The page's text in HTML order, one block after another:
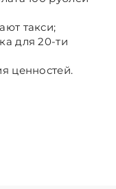
такси;
для 20-ти
ценностей.